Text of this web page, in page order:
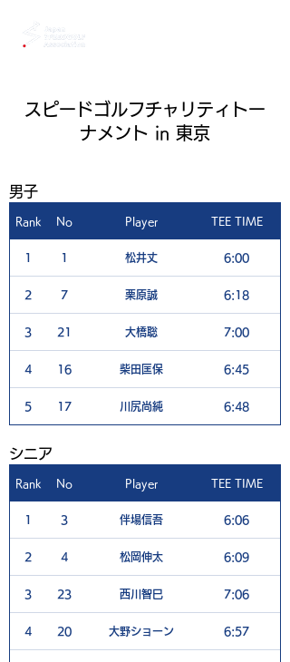
スピードゴルフチャリティトー
ナメント in 東京
男子
Rank No Player TEE TIME
1 1 松井丈 6:00
2 7 栗原誠 6:18
3 21 大橋聡 7:00
4 16 柴田匡保 6:45
5 17 川尻尚純 6:48
​シニア
Rank No Player TEE TIME
1 3 伴場信吾 6:06
2 4 松岡伸太 6:09
3 23 西川智巳 7:06
4 20 大野ショーン 6:57